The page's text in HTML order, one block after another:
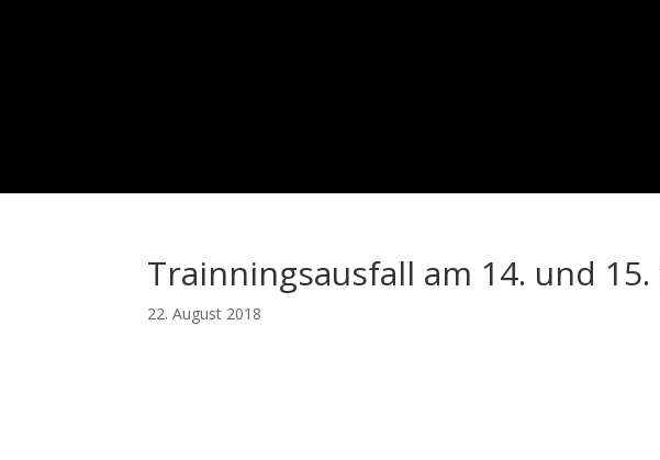
Trainningsausfall am 14. und
22. August 2018